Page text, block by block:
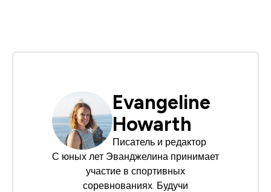
Evangeline
Howarth
Писатель и редактор
С юных лет Эванджелина принимает
участие в спортивных
соревнованиях. Будучи